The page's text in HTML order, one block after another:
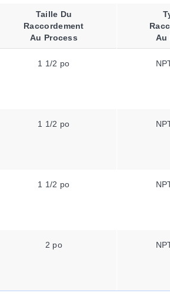
Taille Du
Raccordement
Au Process
Au
1 1/2 po
1 1/2 po
1 1/2 po
2 po